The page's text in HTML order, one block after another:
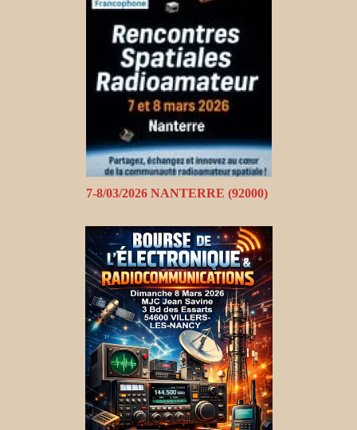
7-8/03/2026 NANTERRE (92000)